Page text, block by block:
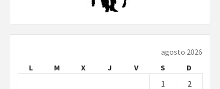
agosto 2026
L
M X J V S
D
1
2